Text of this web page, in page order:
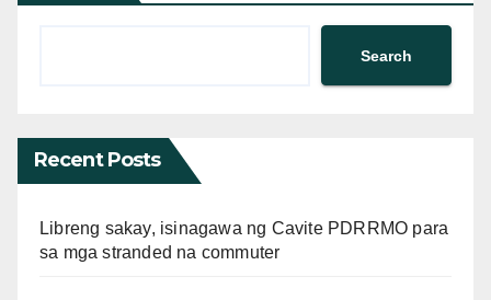
Search
Recent Posts
Libreng sakay, isinagawa ng Cavite PDRRMO para
sa mga stranded na commuter